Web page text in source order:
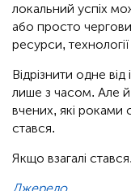
локальний успіх
або просто
ресурси,
Відрізнити одне
лише з часом. Але й
вчених, які роками
стався.
Якщо взагалі стався.